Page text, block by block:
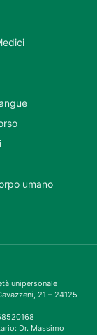
umano
unipersonale
21 – 24125
Dr. Massimo